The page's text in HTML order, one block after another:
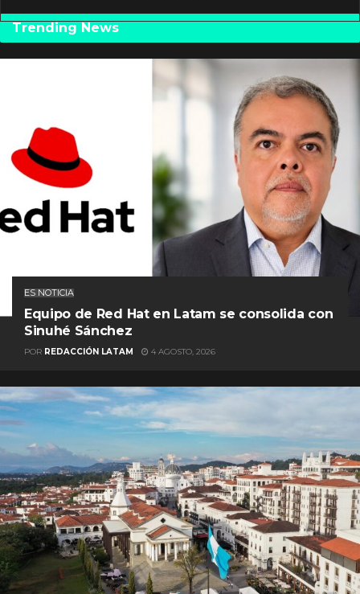
Trending News
ES NOTICIA
Equipo de Red Hat en Latam se consolida con
Sinuhé Sánchez
POR REDACCIÓN LATAM 4 AGOSTO, 2026